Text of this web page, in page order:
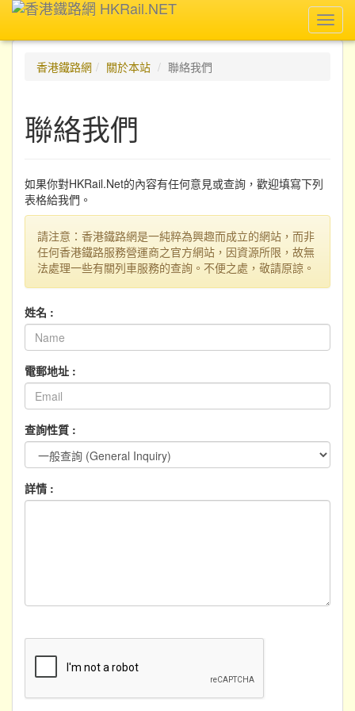
香港鐵路網
關於本站 聯絡我們
聯絡我們
如果你對HKRail.Net的內容有任何意見或查詢，歡迎填寫下列
表格給我們。
請注意：香港鐵路網是一純粹為興趣而成立的網站，而非
任何香港鐵路服務營運商之官方網站，因資源所限，故無
法處理一些有關列車服務的查詢。不便之處，敬請原諒。
姓名 :
電郵地址 :
查詢性質 :
詳情 :